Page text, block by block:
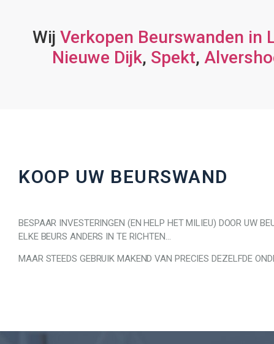
Wij Verkopen Beurswanden in
Nieuwe Dijk, Spekt,
KOOP UW BEURSWAND
BESPAAR INVESTERINGEN (EN HELP HET MILIEU) DOOR UW
ELKE BEURS ANDERS IN TE RICHTEN…
MAAR STEEDS GEBRUIK MAKEND VAN PRECIES DEZELFDE